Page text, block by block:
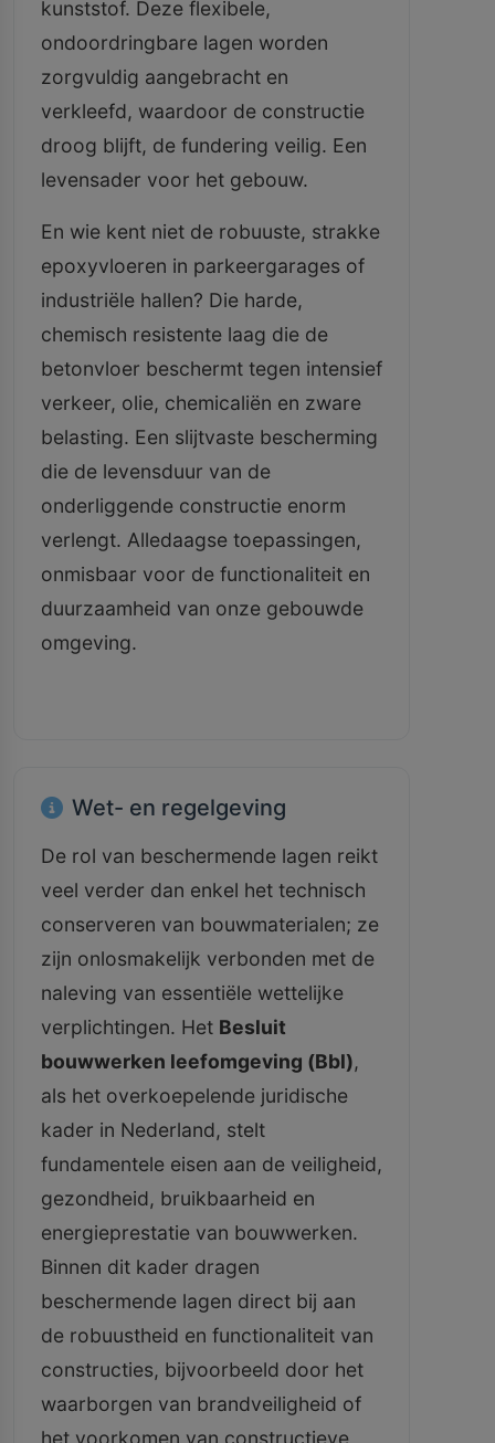
kunststof. Deze flexibele,
ondoordringbare lagen worden
zorgvuldig aangebracht en
verkleefd, waardoor de constructie
droog blijft, de fundering veilig. Een
levensader voor het gebouw.
En wie kent niet de robuuste, strakke
epoxyvloeren in parkeergarages of
industriële hallen? Die harde,
chemisch resistente laag die de
betonvloer beschermt tegen intensief
verkeer, olie, chemicaliën en zware
belasting. Een slijtvaste bescherming
die de levensduur van de
onderliggende constructie enorm
verlengt. Alledaagse toepassingen,
onmisbaar voor de functionaliteit en
duurzaamheid van onze gebouwde
omgeving.
Wet- en regelgeving
De rol van beschermende lagen reikt
veel verder dan enkel het technisch
conserveren van bouwmaterialen; ze
zijn onlosmakelijk verbonden met de
naleving van essentiële wettelijke
verplichtingen. Het Besluit
bouwwerken leefomgeving (Bbl),
als het overkoepelende juridische
kader in Nederland, stelt
fundamentele eisen aan de veiligheid,
gezondheid, bruikbaarheid en
energieprestatie van bouwwerken.
Binnen dit kader dragen
beschermende lagen direct bij aan
de robuustheid en functionaliteit van
constructies, bijvoorbeeld door het
waarborgen van brandveiligheid of
het voorkomen van constructieve